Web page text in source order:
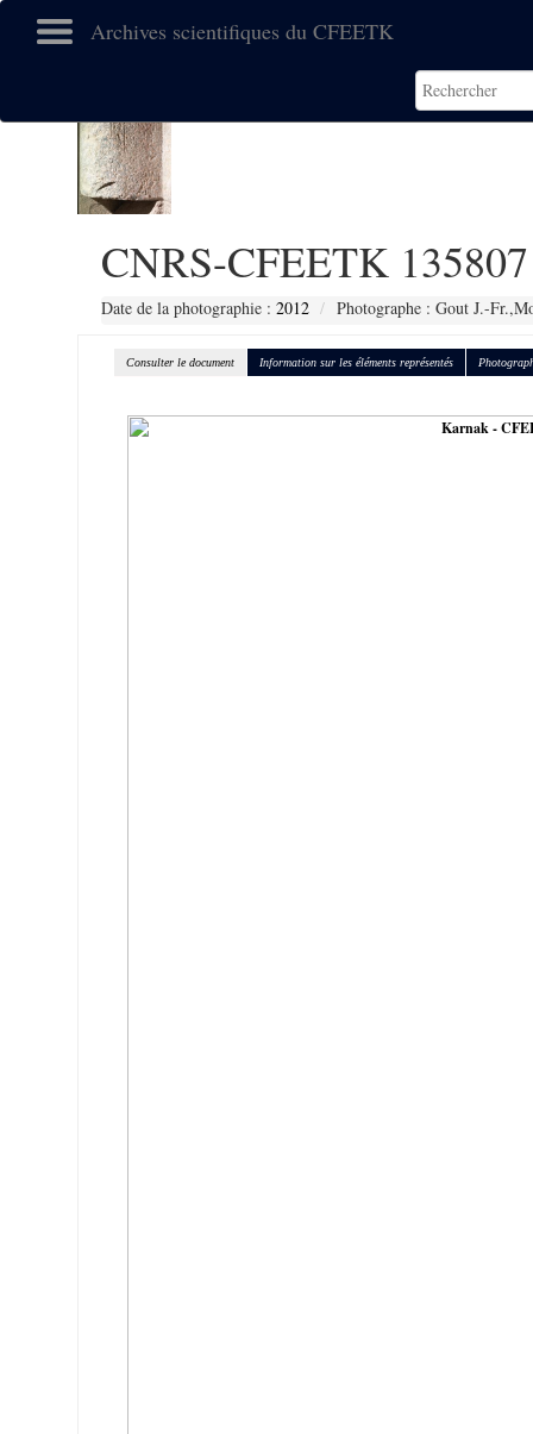
Archives scientifiques du CFEETK
CNRS-CFEETK 135807
Date de la photographie : 2012 Photographe : Gout J.-
Consulter le document Information sur les éléments représentés